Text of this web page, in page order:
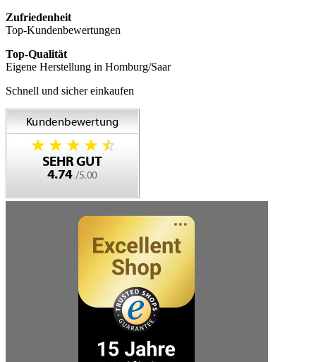
Zufriedenheit
Top-Kundenbewertungen
Top-Qualität
Eigene Herstellung in Homburg/Saar
Schnell und sicher einkaufen